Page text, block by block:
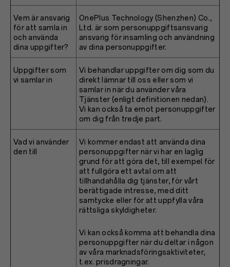
Vem är ansvarig
för att samla in
och använda
dina uppgifter?
OnePlus Technology (Shenzhen) Co.,
Ltd. är som personuppgiftsansvarig
ansvarig för insamling och användning
av dina personuppgifter.
Uppgifter som
vi samlar in
Vi behandlar uppgifter om dig som du
direkt lämnar till oss eller som vi
samlar in när du använder våra
Tjänster (enligt definitionen nedan).
Vi kan också ta emot personuppgifter
om dig från tredje part.
Vad vi använder
den till
Vi kommer endast att använda dina
personuppgifter när vi har en laglig
grund för att göra det, till exempel för
att fullgöra ett avtal om att
tillhandahålla dig tjänster, för vårt
berättigade intresse, med ditt
samtycke eller för att uppfylla våra
rättsliga skyldigheter.
Vi kan också komma att behandla dina
personuppgifter när du deltar i någon
av våra marknadsföringsaktiviteter,
t.ex. prisdragningar.